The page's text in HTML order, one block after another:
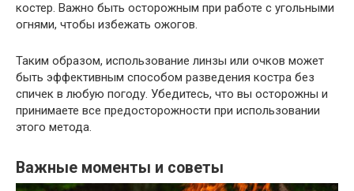
костер. Важно быть осторожным при работе с угольными
огнями, чтобы избежать ожогов.
Таким образом, использование линзы или очков может
быть эффективным способом разведения костра без
спичек в любую погоду. Убедитесь, что вы осторожны и
принимаете все предосторожности при использовании
этого метода.
Важные моменты и советы